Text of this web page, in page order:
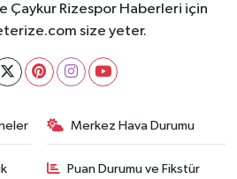
Çaykur Rizespor Haberleri için
size yeter.
Merkez Hava Durumu
Puan Durumu ve Fikstür